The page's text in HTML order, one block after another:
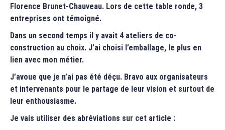
Florence Brunet-Chauveau. Lors de cette table ronde, 3
entreprises ont témoigné.
Dans un second temps il y avait 4 ateliers de co-
construction au choix. J’ai choisi l’emballage, le plus en
lien avec mon métier.
J’avoue que je n’ai pas été déçu. Bravo aux organisateurs
et intervenants pour le partage de leur vision et surtout de
leur enthousiasme.
Je vais utiliser des abréviations sur cet article :